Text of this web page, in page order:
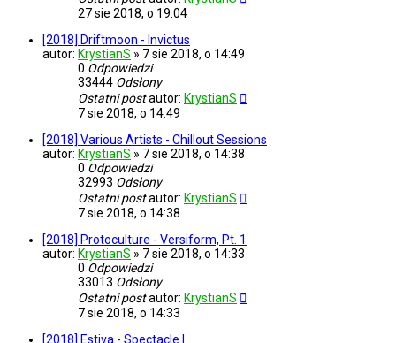
27 sie 2018, o 19:04
[2018] Driftmoon - Invictus
autor: KrystianS » 7 sie 2018, o 14:49
0 Odpowiedzi
33444 Odsłony
Ostatni postautor: KrystianS
7 sie 2018, o 14:49
[2018] Various Artists - Chillout Sessions
autor: KrystianS » 7 sie 2018, o 14:38
0 Odpowiedzi
32993 Odsłony
Ostatni postautor: KrystianS
7 sie 2018, o 14:38
[2018] Protoculture - Versiform, Pt. 1
autor: KrystianS » 7 sie 2018, o 14:33
0 Odpowiedzi
33013 Odsłony
Ostatni postautor: KrystianS
7 sie 2018, o 14:33
[2018] Estiva - Spectacle I